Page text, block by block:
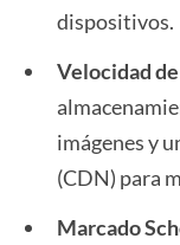
dispositivos.
Velocidad
imágenes y
(CDN) para
Marcado